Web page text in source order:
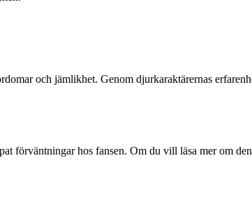
och jämlikhet. Genom djurkaraktärernas
förväntningar hos fansen. Om du vill läsa mer om